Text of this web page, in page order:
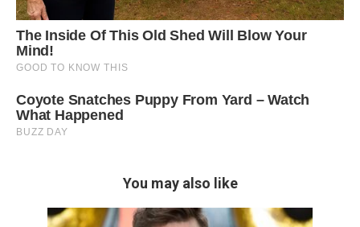
You may also like